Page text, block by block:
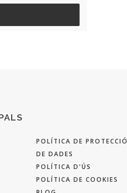
POLÍTICA DE PROTECCIÓ
DE DADES
POLÍTICA D'ÚS
POLÍTICA DE COOKIES